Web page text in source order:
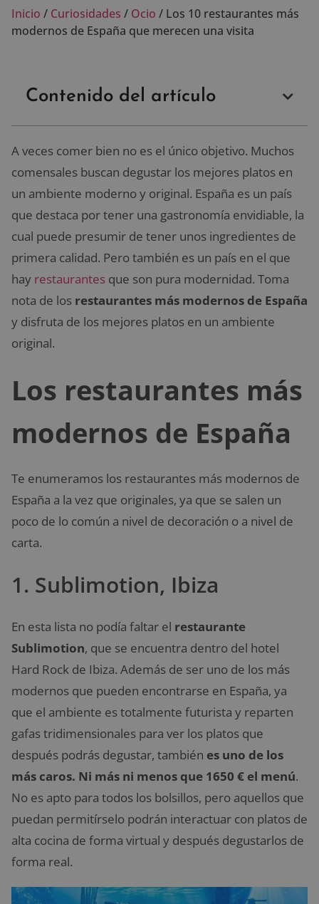
Inicio / Curiosidades / Ocio / Los 10 restaurantes más
modernos de España que merecen una visita
Contenido del artículo
A veces comer bien no es el único objetivo. Muchos
comensales buscan degustar los mejores platos en
un ambiente moderno y original. España es un país
que destaca por tener una gastronomía envidiable, la
cual puede presumir de tener unos ingredientes de
primera calidad. Pero también es un país en el que
hay restaurantes que son pura modernidad. Toma
nota de los restaurantes más modernos de España
y disfruta de los mejores platos en un ambiente
original.
Los restaurantes más
modernos de España
Te enumeramos los restaurantes más modernos de
España a la vez que originales, ya que se salen un
poco de lo común a nivel de decoración o a nivel de
carta.
1. Sublimotion, Ibiza
En esta lista no podía faltar el restaurante
Sublimotion, que se encuentra dentro del hotel
Hard Rock de Ibiza. Además de ser uno de los más
modernos que pueden encontrarse en España, ya
que el ambiente es totalmente futurista y reparten
gafas tridimensionales para ver los platos que
después podrás degustar, también es uno de los
más caros. Ni más ni menos que 1650 € el menú.
No es apto para todos los bolsillos, pero aquellos que
puedan permitírselo podrán interactuar con platos de
alta cocina de forma virtual y después degustarlos de
forma real.